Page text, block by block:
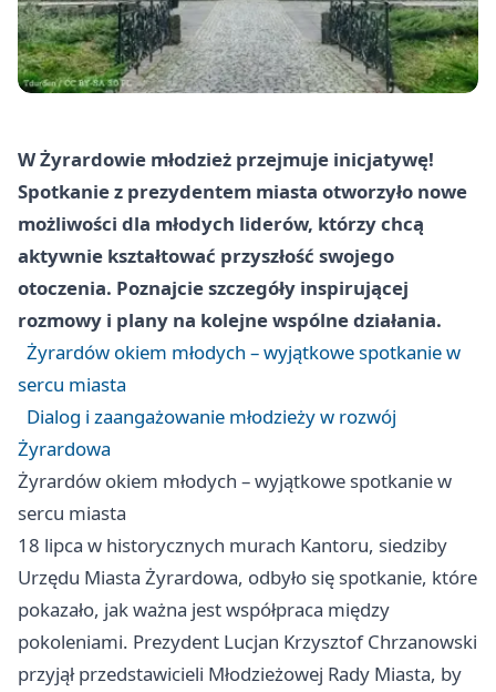
W Żyrardowie młodzież przejmuje inicjatywę!
Spotkanie z prezydentem miasta otworzyło nowe
możliwości dla młodych liderów, którzy chcą
aktywnie kształtować przyszłość swojego
otoczenia. Poznajcie szczegóły inspirującej
rozmowy i plany na kolejne wspólne działania.
Żyrardów okiem młodych – wyjątkowe spotkanie w
sercu miasta
Dialog i zaangażowanie młodzieży w rozwój
Żyrardowa
Żyrardów okiem młodych – wyjątkowe spotkanie w
sercu miasta
18 lipca w historycznych murach Kantoru, siedziby
Urzędu Miasta Żyrardowa, odbyło się spotkanie, które
pokazało, jak ważna jest współpraca między
pokoleniami. Prezydent Lucjan Krzysztof Chrzanowski
przyjął przedstawicieli Młodzieżowej Rady Miasta, by